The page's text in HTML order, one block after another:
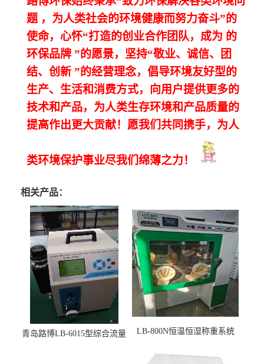
题 ，为人类社会的环境健康而努力奋斗”的
使命，心怀“打造的创业合作团队，成为 的
环保品牌 ”的愿景，坚持“敬业、诚信、团
结、创新 ”的经营理念，倡导环境友好型的
生产、生活和消费方式，向用户提供更多的
技术和产品，为人类生存环境和产品质量的
提高作出更大贡献！愿我们共同携手，为人
类环境保护事业尽我们绵薄之力！
相关产品：
青岛路博LB-6015型综合流量
LB-800N恒温恒湿称重系统